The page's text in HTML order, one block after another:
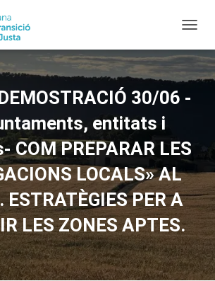
30/06 -
entitats i
COM PREPARAR LES
LOCALS» AL
ESTRATÈGIES PER A
LES ZONES APTES.